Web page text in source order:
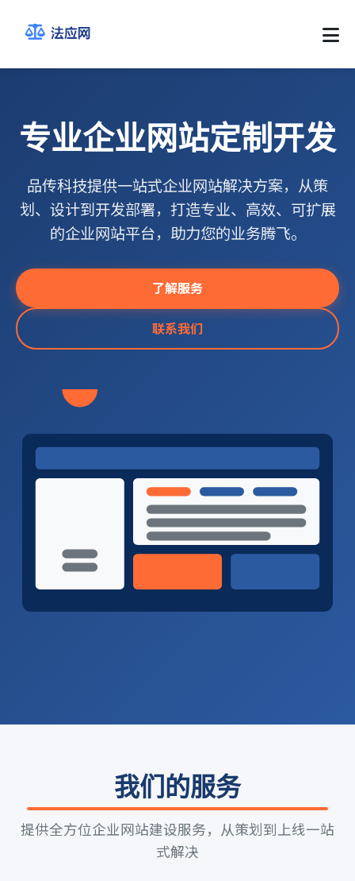
专业企业网站定制开发
品传科技提供一站式企业网站解决方案，从策
划、设计到开发部署，打造专业、高效、可扩展
的企业网站平台，助力您的业务腾飞。
了解服务
联系我们
我们的服务
提供全方位企业网站建设服务，从策划到上线一站
式解决